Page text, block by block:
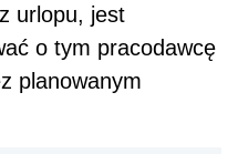
urlopu, jest
o tym pracodawcę
planowanym